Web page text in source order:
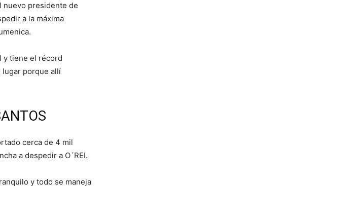
nuevo presidente de
a la máxima
y tiene el récord
lugar porque allí
cerca de 4 mil
a despedir a O´REI.
y todo se maneja